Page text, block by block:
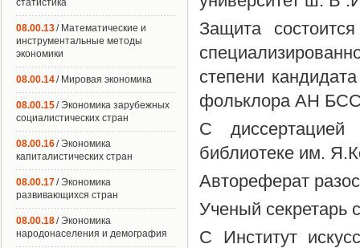
Защита
степени
фольклора АН
С диссертацией
библиотеке им.
Автореферат
Ученый секретарь
С Институт
статистика
08.00.13/ Математические и
инструментальные методы
экономики
08.00.14/ Мировая экономика
08.00.15/ Экономика зарубежных
социалистических стран
08.00.16/ Экономика
капиталистических стран
08.00.17/ Экономика
развивающихся стран
08.00.18/ Экономика
народонаселения и демография